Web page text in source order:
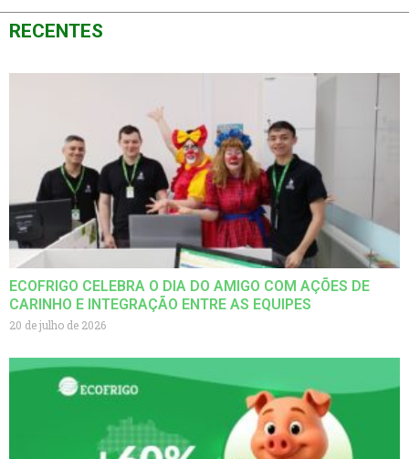
RECENTES
ECOFRIGO CELEBRA O DIA DO AMIGO COM AÇÕES DE
CARINHO E INTEGRAÇÃO ENTRE AS EQUIPES
20 de julho de 2026